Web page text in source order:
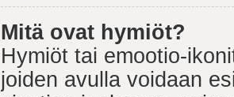
Mitä ovat hymiöt?
Hymiöt tai emootio-
joiden avulla voidaan